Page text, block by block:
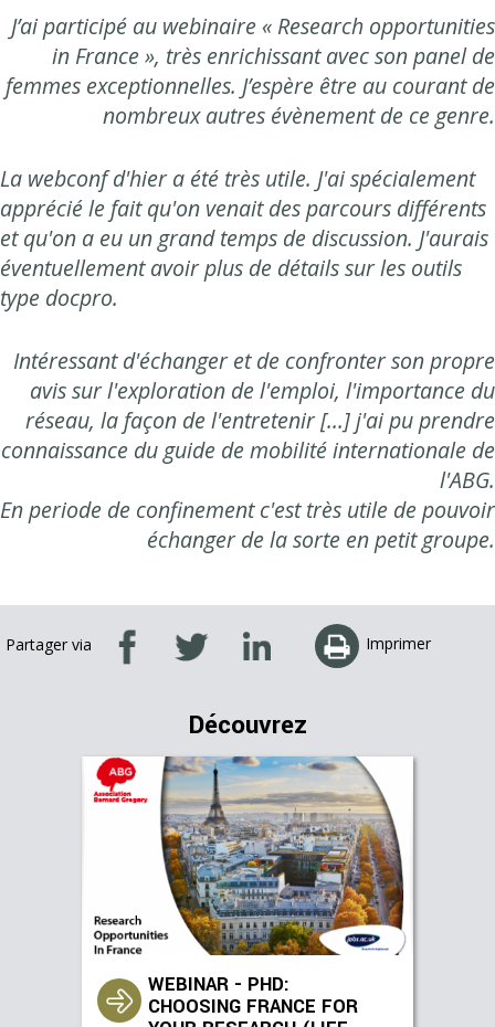
J’ai participé au webinaire « Research opportunities
in France », très enrichissant avec son panel de
femmes exceptionnelles. J’espère être au courant de
nombreux autres évènement de ce genre.
La webconf d'hier a été très utile. J'ai spécialement
apprécié le fait qu'on venait des parcours différents
et qu'on a eu un grand temps de discussion. J'aurais
éventuellement avoir plus de détails sur les outils
type docpro.
Intéressant d'échanger et de confronter son propre
avis sur l'exploration de l'emploi, l'importance du
réseau, la façon de l'entretenir [...] j'ai pu prendre
connaissance du guide de mobilité internationale de
l'ABG.
En periode de confinement c'est très utile de pouvoir
échanger de la sorte en petit groupe.
Partager via Imprimer
Découvrez
WEBINAR - PHD:
CHOOSING FRANCE FOR